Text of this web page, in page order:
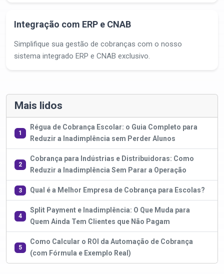
Integração com ERP e CNAB
Simplifique sua gestão de cobranças com o nosso
sistema integrado ERP e CNAB exclusivo.
Mais lidos
1
Régua de Cobrança Escolar: o Guia Completo para
Reduzir a Inadimplência sem Perder Alunos
2
Cobrança para Indústrias e Distribuidoras: Como
Reduzir a Inadimplência Sem Parar a Operação
3 Qual é a Melhor Empresa de Cobrança para Escolas?
4
Split Payment e Inadimplência: O Que Muda para
Quem Ainda Tem Clientes que Não Pagam
5
Como Calcular o ROI da Automação de Cobrança
(com Fórmula e Exemplo Real)